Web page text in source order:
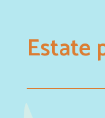
Estate